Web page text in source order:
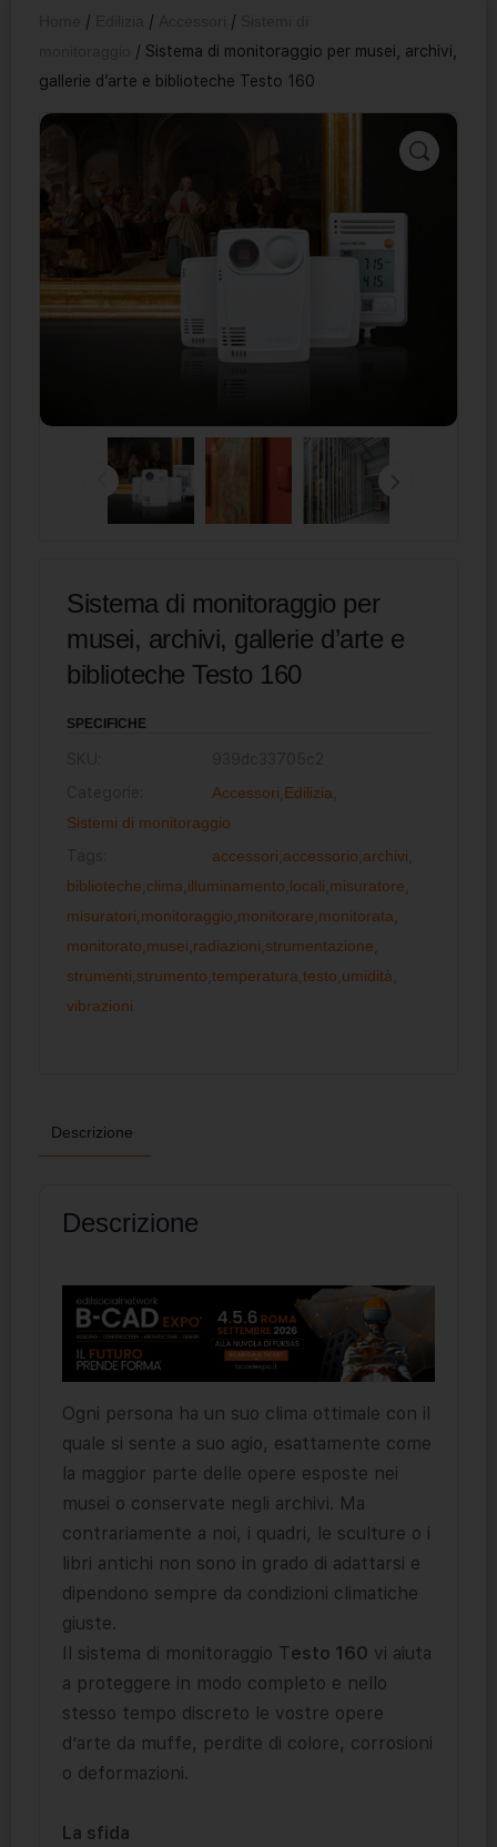
/ / /
/ Sistema di monitoraggio per musei, archivi,
gallerie d’arte e biblioteche Testo 160
Sistema di monitoraggio per
musei, archivi, gallerie d’arte e
biblioteche Testo 160
SPECIFICHE
Accessori Edilizia
Sistemi di monitoraggio
accessori accessorio archivi
biblioteche clima illuminamento locali misuratore
misuratori monitoraggio monitorare monitorata
monitorato musei radiazioni strumentazione
strumenti strumento temperatura testo umidità
vibrazioni
Descrizione
Descrizione
Ogni persona ha un suo clima ottimale con il
quale si sente a suo agio, esattamente come
la maggior parte delle opere esposte nei
musei o conservate negli archivi. Ma
contrariamente a noi, i quadri, le sculture o i
libri antichi non sono in grado di adattarsi e
dipendono sempre da condizioni climatiche
giuste.
Il sistema di monitoraggio Testo 160 vi aiuta
a proteggere in modo completo e nello
stesso tempo discreto le vostre opere
d’arte da muffe, perdite di colore, corrosioni
o deformazioni.
La sfida